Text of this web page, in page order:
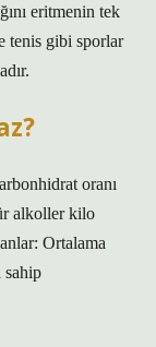
eritmenin tek
tenis gibi sporlar
oranı
alkoller kilo
Ortalama
sahip